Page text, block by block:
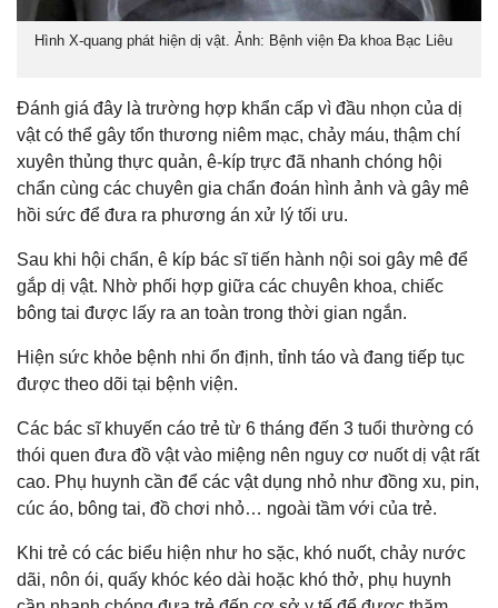
Hình X-quang phát hiện dị vật. Ảnh: Bệnh viện Đa khoa Bạc Liêu
Đánh giá đây là trường hợp khẩn cấp vì đầu nhọn của dị
vật có thể gây tổn thương niêm mạc, chảy máu, thậm chí
xuyên thủng thực quản, ê-kíp trực đã nhanh chóng hội
chẩn cùng các chuyên gia chẩn đoán hình ảnh và gây mê
hồi sức để đưa ra phương án xử lý tối ưu.
Sau khi hội chẩn, ê kíp bác sĩ tiến hành nội soi gây mê để
gắp dị vật. Nhờ phối hợp giữa các chuyên khoa, chiếc
bông tai được lấy ra an toàn trong thời gian ngắn.
Hiện sức khỏe bệnh nhi ổn định, tỉnh táo và đang tiếp tục
được theo dõi tại bệnh viện.
Các bác sĩ khuyến cáo trẻ từ 6 tháng đến 3 tuổi thường có
thói quen đưa đồ vật vào miệng nên nguy cơ nuốt dị vật rất
cao. Phụ huynh cần để các vật dụng nhỏ như đồng xu, pin,
cúc áo, bông tai, đồ chơi nhỏ… ngoài tầm với của trẻ.
Khi trẻ có các biểu hiện như ho sặc, khó nuốt, chảy nước
dãi, nôn ói, quấy khóc kéo dài hoặc khó thở, phụ huynh